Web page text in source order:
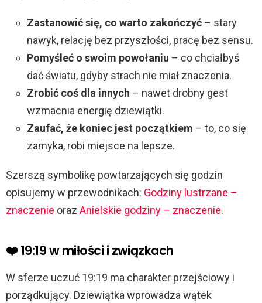
Zastanowić się, co warto zakończyć – stary
nawyk, relację bez przyszłości, pracę bez sensu.
Pomyśleć o swoim powołaniu – co chciałbyś
dać światu, gdyby strach nie miał znaczenia.
Zrobić coś dla innych – nawet drobny gest
wzmacnia energię dziewiątki.
Zaufać, że koniec jest początkiem – to, co się
zamyka, robi miejsce na lepsze.
Szerszą symbolikę powtarzających się godzin
opisujemy w przewodnikach: Godziny lustrzane –
znaczenie oraz Anielskie godziny – znaczenie.
❤️ 19:19 w miłości i związkach
W sferze uczuć 19:19 ma charakter przejściowy i
porządkujący. Dziewiątka wprowadza wątek